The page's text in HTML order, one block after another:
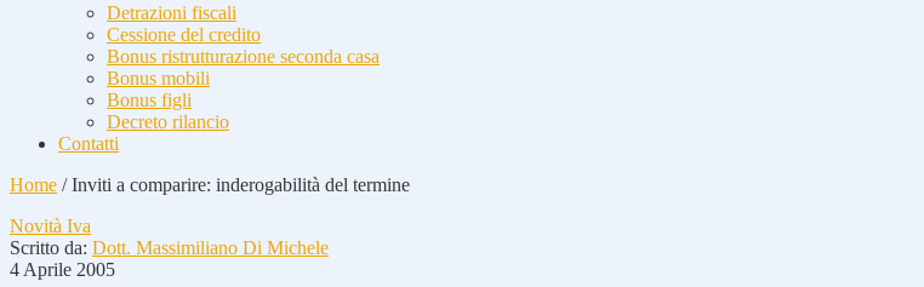
Detrazioni fiscali
Cessione del credito
Bonus ristrutturazione seconda casa
Bonus mobili
Bonus figli
Decreto rilancio
Contatti
Home /Inviti a comparire: inderogabilità del termine
Novità Iva
Scritto da: Dott. Massimiliano Di Michele
4 Aprile 2005